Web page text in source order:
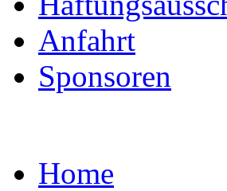
Anfahrt
Sponsoren
Home